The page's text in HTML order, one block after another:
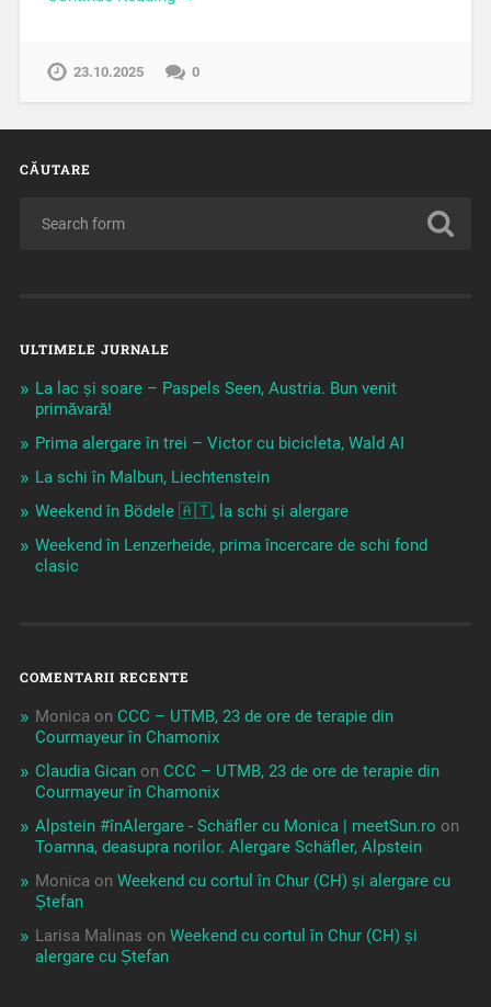
23.10.2025 0
CĂUTARE
ULTIMELE JURNALE
La lac și soare – Paspels Seen, Austria. Bun venit
primăvară!
Prima alergare în trei – Victor cu bicicleta, Wald AI
La schi în Malbun, Liechtenstein
Weekend în Bödele 🇦🇹, la schi și alergare
Weekend în Lenzerheide, prima încercare de schi fond
clasic
COMENTARII RECENTE
Monica on CCC – UTMB, 23 de ore de terapie din
Courmayeur în Chamonix
Claudia Gicanon CCC – UTMB, 23 de ore de terapie din
Courmayeur în Chamonix
Alpstein #înAlergare - Schäfler cu Monica | meetSun.ro on
Toamna, deasupra norilor. Alergare Schäfler, Alpstein
Monica on Weekend cu cortul în Chur (CH) și alergare cu
Ștefan
Larisa Malinas on Weekend cu cortul în Chur (CH) și
alergare cu Ștefan